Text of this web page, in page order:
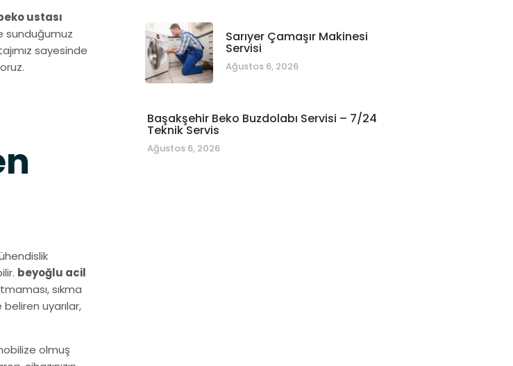
ustası
sunduğumuz
sayesinde
beyoğlu acil
sıkma
uyarılar,
olmuş
Sarıyer Çamaşır Makinesi
Servisi
Ağustos 6, 2026
Başakşehir Beko Buzdolabı Servisi – 7/24
Teknik Servis
Ağustos 6, 2026